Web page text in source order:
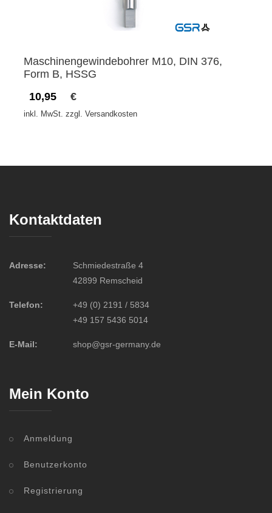
Maschinengewindebohrer M10, DIN 376,
Form B, HSSG
10,95
€
inkl. MwSt. zzgl. Versandkosten
Kontaktdaten
Adresse:
Schmiedestraße 4
42899 Remscheid
Telefon:
+49 (0) 2191 / 5834
+49 157 5436 5014
E-Mail: shop@gsr-germany.de
Mein Konto
Anmeldung
Benutzerkonto
Registrierung